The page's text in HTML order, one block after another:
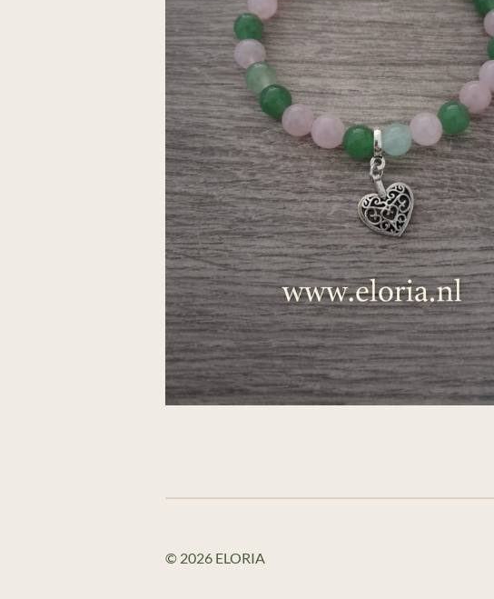
© 2026 ELORIA